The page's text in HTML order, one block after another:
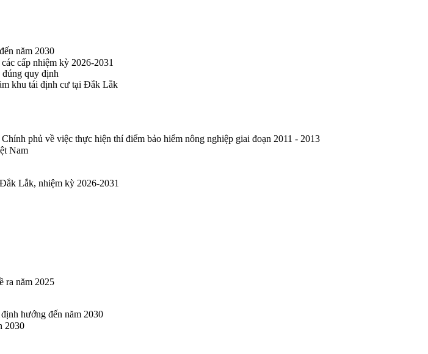
cấp nhiệm kỳ 2026-2031
quy định
khu tái định cư tại Đắk Lắk
Nam
Lắk, nhiệm kỳ 2026-2031
ra năm 2025
2030
năm 2030
phủ về việc thực hiện thí điểm bảo hiểm nông nghiệp giai đoạn 2011 - 2013
hướng đến năm 2030